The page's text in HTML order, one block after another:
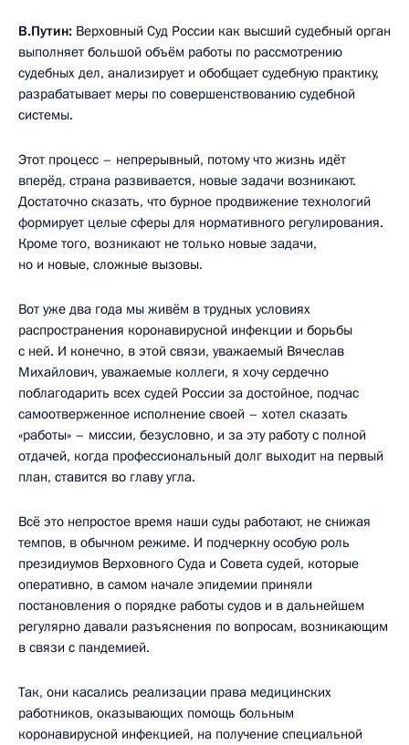
В.Путин: Верховный Суд России как высший судебный орган
выполняет большой объём работы по рассмотрению
судебных дел, анализирует и обобщает судебную практику,
разрабатывает меры по совершенствованию судебной
системы.
Этот процесс – непрерывный, потому что жизнь идёт
вперёд, страна развивается, новые задачи возникают.
Достаточно сказать, что бурное продвижение технологий
формирует целые сферы для нормативного регулирования.
Кроме того, возникают не только новые задачи,
но и новые, сложные вызовы.
Вот уже два года мы живём в трудных условиях
распространения коронавирусной инфекции и борьбы
с ней. И конечно, в этой связи, уважаемый Вячеслав
Михайлович, уважаемые коллеги, я хочу сердечно
поблагодарить всех судей России за достойное, подчас
самоотверженное исполнение своей – хотел сказать
«работы» – миссии, безусловно, и за эту работу с полной
отдачей, когда профессиональный долг выходит на первый
план, ставится во главу угла.
Всё это непростое время наши суды работают, не снижая
темпов, в обычном режиме. И подчеркну особую роль
президиумов Верховного Суда и Совета судей, которые
оперативно, в самом начале эпидемии приняли
постановления о порядке работы судов и в дальнейшем
регулярно давали разъяснения по вопросам, возникающим
в связи с пандемией.
Так, они касались реализации права медицинских
работников, оказывающих помощь больным
коронавирусной инфекцией, на получение специальной